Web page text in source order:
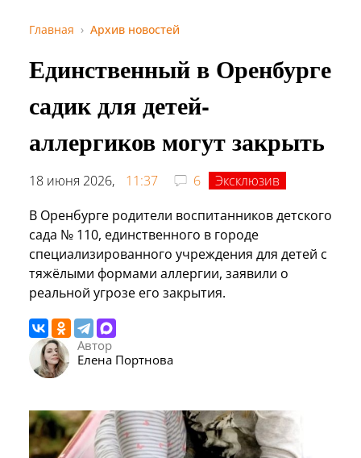
Главная Архив новостей
Единственный в Оренбурге
садик для детей-
аллергиков могут закрыть
18 июня 2026, 11:37 6
Эксклюзив
В Оренбурге родители воспитанников детского
сада № 110, единственного в городе
специализированного учреждения для детей с
тяжёлыми формами аллергии, заявили о
реальной угрозе его закрытия.
Автор
Елена Портнова